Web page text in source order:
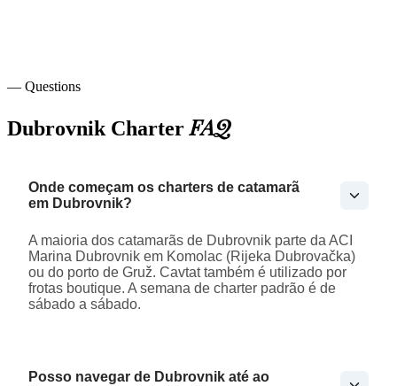
— Questions
Dubrovnik CharterFAQ
Onde começam os charters de catamarã
em Dubrovnik?
A maioria dos catamarãs de Dubrovnik parte da ACI
Marina Dubrovnik em Komolac (Rijeka Dubrovačka)
ou do porto de Gruž. Cavtat também é utilizado por
frotas boutique. A semana de charter padrão é de
sábado a sábado.
Posso navegar de Dubrovnik até ao